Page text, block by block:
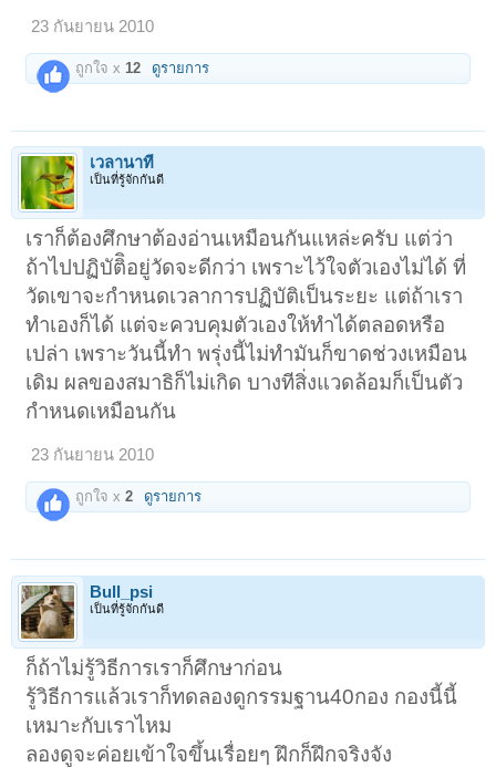
23 กันยายน 2010
ถูกใจ x 12 ดูรายการ
เวลานาที
เป็นที่รู้จักกันดี
เราก็ต้องศึกษาต้องอ่านเหมือนกันแหล่ะครับ แต่ว่า
ถ้าไปปฏิบัติิอยู่วัดจะดีกว่า เพราะไว้ใจตัวเองไม่ได้ ที่
วัดเขาจะกำหนดเวลาการปฏิบัติเป็นระยะ แต่ถ้าเรา
ทำเองก็ได้ แต่จะควบคุมตัวเองให้ทำได้ตลอดหรือ
เปล่า เพราะวันนี้ทำ พรุ่งนี้ไม่ทำมันก็ขาดช่วงเหมือน
เดิม ผลของสมาธิก็ไม่เกิด บางทีสิ่งแวดล้อมก็เป็นตัว
กำหนดเหมือนกัน
23 กันยายน 2010
ถูกใจ x2 ดูรายการ
Bull_psi
เป็นที่รู้จักกันดี
ก็ถ้าไม่รู้วิธีการเราก็ศึกษาก่อน
รู้วิธีการแล้วเราก็ทดลองดูกรรมฐาน40กอง กองนี้นี้
เหมาะกับเราไหม
ลองดูจะค่อยเข้าใจขึ้นเรื่อยๆ ฝึกก็ฝึกจริงจัง